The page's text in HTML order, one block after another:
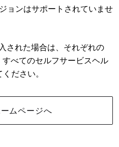
ョンはサポートされていませ
された場合は、それぞれの
べてのセルフサービスヘル
ださい。
ムページへ